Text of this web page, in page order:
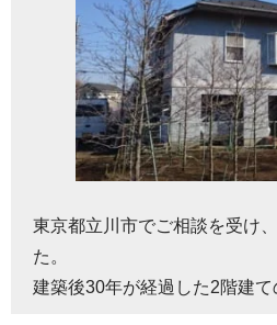
東京都立川市でご相談を受け
た。
建築後30年が経過した2階建て